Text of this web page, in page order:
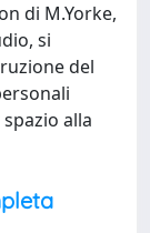
di M.Yorke,
si
del
alla